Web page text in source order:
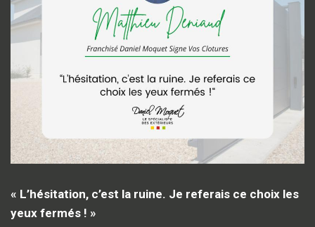
« L’hésitation, c’est la ruine. Je referais ce choix les
yeux fermés ! »